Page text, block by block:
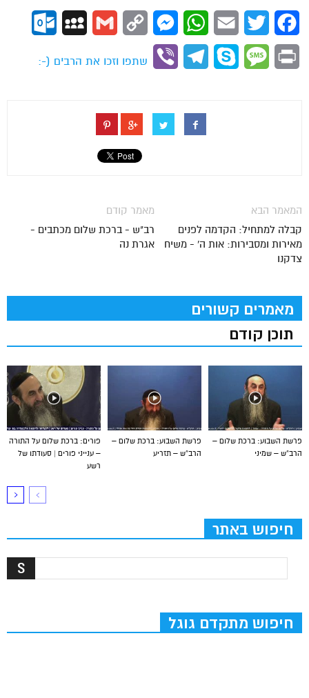
Facebook
Twitter
Email
WhatsApp
Messenger
Copy
Gmail
MySpace
Print
Message
Skype
Telegram
Viber
שתפו וזכו את הרבים (-:
מאמר קודם
רב"ש - ברכת שלום מכתבים -
אגרת נה
המאמר הבא
קבלה למתחיל: הקדמה לפנים
מאירות ומסבירות: אות ה' - משיח
צדקנו
מאמרים קשורים
תוכן קודם
פורים: ברכת שלום על התורה
– ענייני פורים | סעודתו של
רשע
פרשת השבוע: ברכת שלום –
הרב”ש – תזריע
פרשת השבוע: ברכת שלום –
הרב”ש – שמיני
חיפוש באתר
חיפוש מתקדם גוגל